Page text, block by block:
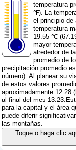
temperatura
℉). La
el principio de
temperatura
19.55 ℃
mayor
alrededor de
promedio de
precipitación promedio
número). Al planear su
de estos valores
aproximadamente 12:28
al final del mes
para la capital y el área
puede diferir
las montañas.
Toque o haga clic